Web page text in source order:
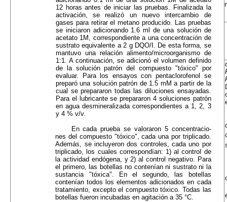
12 horas antes de iniciar las prue­bas. Finalizada la
activación, se realizó un nuevo in­tercambio de
gases para retirar el metano producido. Las pruebas
se iniciaron adicionando 1.6 ml de una solución de
acetato 1M, correspondiente a una con­centración de
sustrato equivalente a 2 g DQO/I. De esta forma, se
mantuvo una relación alimento/mi­croorganismo de
1:1. A continuación, se adicionó el volumen definido
de la solución patrón del compues­to "tóxico" por
evaluar. Para los ensayos con pentaclorofenol se
preparó una solución patrón de 1.5 mM a partir de la
cual se prepararon todas las diluciones ensayadas.
Para el lubricante se prepara­ron 4 soluciones patrón
en agua desmineralizada correspondientes a 1, 2, 3
y 4 % v/v.
En cada prueba se valoraron 5 concentracio­
nes del compuesto "tóxico", cada una por triplicado.
Además, se incluyeron dos controles, cada uno por
triplicado, los cuales correspondían: 1) al control de
la actividad endógena, y 2) al control negativo. Para
el primero, las botellas no contenían ni sustrato ni la
sustancia "tóxica". En el segundo, las botellas
conte­nían todos los elementos adicionados en cada
trata­miento, excepto el compuesto tóxico. Todas las
bo­tellas fueron incubadas en agitación a 35 °C.